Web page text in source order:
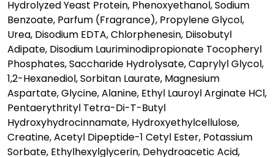
Hydrolyzed Yeast Protein, Phenoxyethanol, Sodium
Benzoate, Parfum (Fragrance), Propylene Glycol,
Urea, Disodium EDTA, Chlorphenesin, Diisobutyl
Adipate, Disodium Lauriminodipropionate Tocopheryl
Phosphates, Saccharide Hydrolysate, Caprylyl Glycol,
1,2-Hexanediol, Sorbitan Laurate, Magnesium
Aspartate, Glycine, Alanine, Ethyl Lauroyl Arginate HCl,
Pentaerythrityl Tetra-Di-T-Butyl
Hydroxyhydrocinnamate, Hydroxyethylcellulose,
Creatine, Acetyl Dipeptide-1 Cetyl Ester, Potassium
Sorbate, Ethylhexylglycerin, Dehydroacetic Acid,